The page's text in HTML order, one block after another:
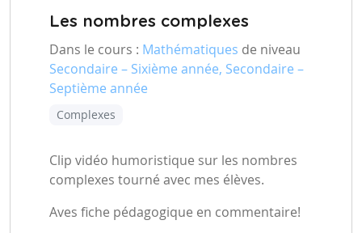
Les nombres complexes
Dans le cours : Mathématiques de niveau
Secondaire – Sixième année, Secondaire –
Septième année
Complexes
Clip vidéo humoristique sur les nombres
complexes tourné avec mes élèves.
Aves fiche pédagogique en commentaire!